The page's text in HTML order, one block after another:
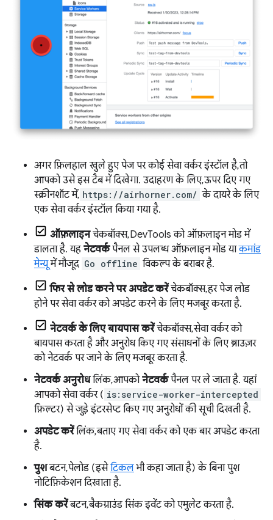
अगर फ़िलहाल खुले हुए पेज पर कोई सेवा वर्कर इंस्टॉल है, तो
आपको उसे इस टैब में दिखेगा. उदाहरण के लिए, ऊपर दिए गए
स्क्रीनशॉट में, https://airhorner.com/ के दायरे के लिए
एक सेवा वर्कर इंस्टॉल किया गया है.
ऑफ़लाइनचेकबॉक्स, DevTools को ऑफ़लाइन मोड में
डालता है. यह नेटवर्कपैनल से उपलब्ध ऑफ़लाइन मोड याकमांड
मेन्यूमें मौजूद Go offline विकल्प के बराबर है.
फिर से लोड करने पर अपडेट करेंचेकबॉक्स, हर पेज लोड
होने पर सेवा वर्कर को अपडेट करने के लिए मजबूर करता है.
नेटवर्क के लिए बायपास करेंचेकबॉक्स, सेवा वर्कर को
बायपास करता है और अनुरोध किए गए संसाधनों के लिए ब्राउज़र
को नेटवर्क पर जाने के लिए मजबूर करता है.
नेटवर्क अनुरोधलिंक, आपकोनेटवर्कपैनल पर ले जाता है. यहां
आपको सेवा वर्कर ( is:service-worker-intercepted
फ़िल्टर) से जुड़े इंटरसेप्ट किए गए अनुरोधों की सूची दिखती है.
अपडेट करेंलिंक, बताए गए सेवा वर्कर को एक बार अपडेट करता
है.
पुशबटन, पेलोड (इसेटिकलभी कहा जाता है) के बिना पुश
नोटिफ़िकेशन दिखाता है.
सिंक करेंबटन, बैकग्राउंड सिंक इवेंट को एमुलेट करता है.